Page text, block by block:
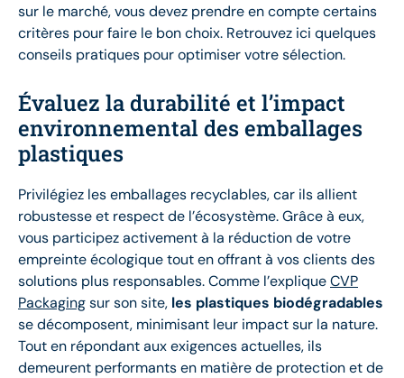
sur le marché, vous devez prendre en compte certains
critères pour faire le bon choix. Retrouvez ici quelques
conseils pratiques pour optimiser votre sélection.
Évaluez la durabilité et l’impact
environnemental des emballages
plastiques
Privilégiez les emballages recyclables, car ils allient
robustesse et respect de l’écosystème. Grâce à eux,
vous participez activement à la réduction de votre
empreinte écologique tout en offrant à vos clients des
solutions plus responsables. Comme l’expliqueCVP
Packagingsur son site, les plastiques biodégradables
se décomposent, minimisant leur impact sur la nature.
Tout en répondant aux exigences actuelles, ils
demeurent performants en matière de protection et de